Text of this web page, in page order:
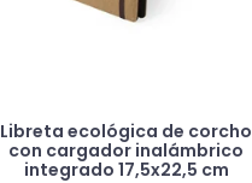
Libreta ecológica de corcho
con cargador inalámbrico
integrado 17,5x22,5 cm